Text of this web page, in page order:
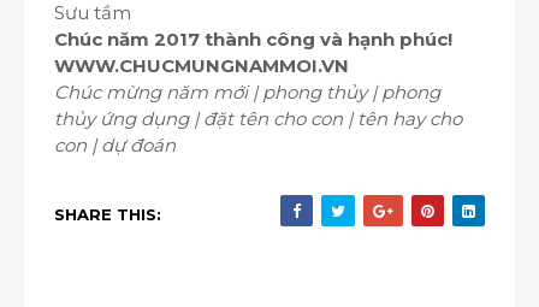
Sưu tầm
Chúc năm 2017 thành công và hạnh phúc!
WWW.CHUCMUNGNAMMOI.VN
Chúc mừng năm mới | phong thủy | phong
thủy ứng dụng | đặt tên cho con | tên hay cho
con | dự đoán
SHARE THIS: